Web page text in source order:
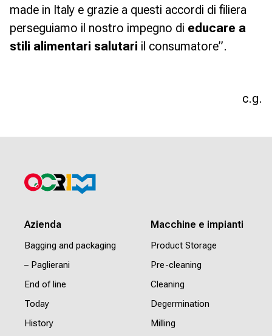
made in Italy e grazie a questi accordi di filiera
perseguiamo il nostro impegno di educare a
stili alimentari salutari il consumatore”.
c.g.
Azienda
Bagging and packaging
– Paglierani
End of line
Today
History
Macchine e impianti
Product Storage
Pre-cleaning
Cleaning
Degermination
Milling